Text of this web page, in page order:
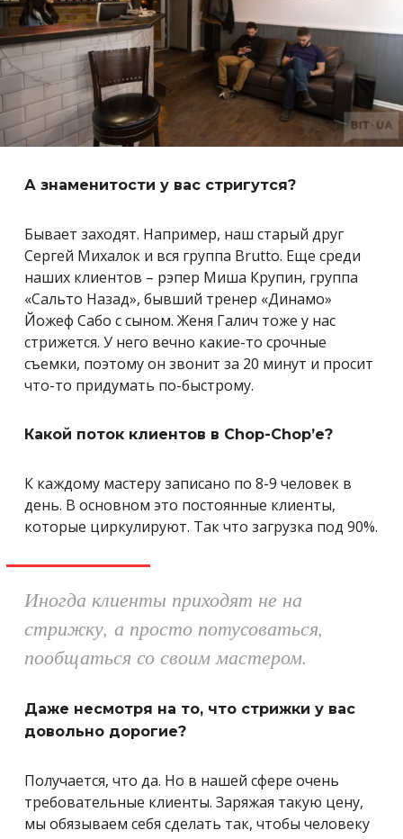
А знаменитости у вас стригутся?
Бывает заходят. Например, наш старый друг
Сергей Михалок и вся группа Brutto. Еще среди
наших клиентов – рэпер Миша Крупин, группа
«Сальто Назад», бывший тренер «Динамо»
Йожеф Сабо с сыном. Женя Галич тоже у нас
стрижется. У него вечно какие-то срочные
съемки, поэтому он звонит за 20 минут и просит
что-то придумать по-быстрому.
Какой поток клиентов в Chop-Chop’е?
К каждому мастеру записано по 8-9 человек в
день. В основном это постоянные клиенты,
которые циркулируют. Так что загрузка под 90%.
Иногда клиенты приходят не на
стрижку, а просто потусоваться,
пообщаться со своим мастером.
Даже несмотря на то, что стрижки у вас
довольно дорогие?
Получается, что да. Но в нашей сфере очень
требовательные клиенты. Заряжая такую цену,
мы обязываем себя сделать так, чтобы человеку